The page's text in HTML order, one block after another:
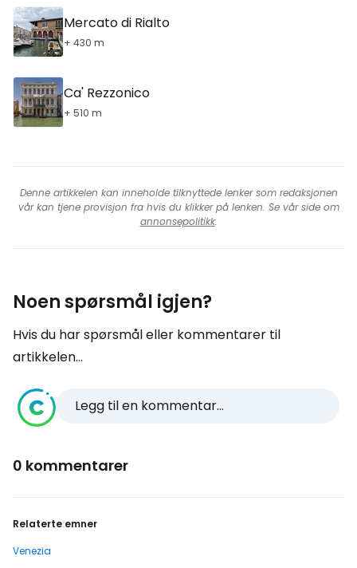
Mercato di Rialto
+ 430 m
Ca' Rezzonico
+ 510 m
Denne artikkelen kan inneholde tilknyttede lenker som redaksjonen
vår kan tjene provisjon fra hvis du klikker på lenken. Se vår side om
annonsepolitikk.
Noen spørsmål igjen?
Hvis du har spørsmål eller kommentarer til
artikkelen...
Legg til en kommentar...
0 kommentarer
Relaterte emner
Venezia